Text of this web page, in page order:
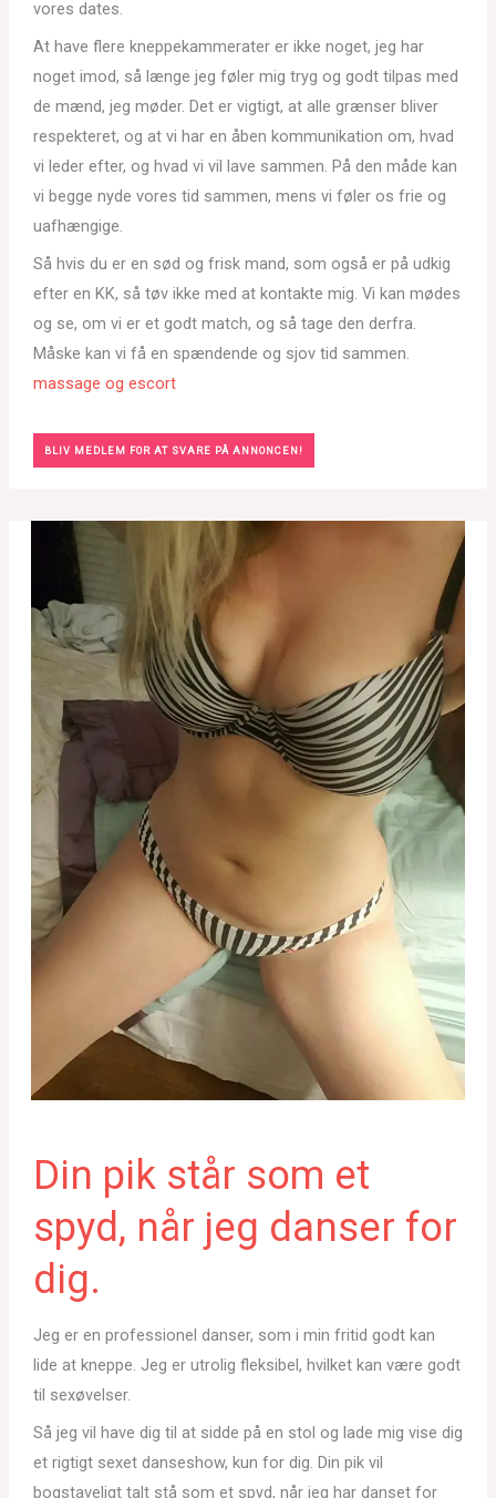
vores dates.
At have flere kneppekammerater er ikke noget, jeg har
noget imod, så længe jeg føler mig tryg og godt tilpas med
de mænd, jeg møder. Det er vigtigt, at alle grænser bliver
respekteret, og at vi har en åben kommunikation om, hvad
vi leder efter, og hvad vi vil lave sammen. På den måde kan
vi begge nyde vores tid sammen, mens vi føler os frie og
uafhængige.
Så hvis du er en sød og frisk mand, som også er på udkig
efter en KK, så tøv ikke med at kontakte mig. Vi kan mødes
og se, om vi er et godt match, og så tage den derfra.
Måske kan vi få en spændende og sjov tid sammen.
massage og escort
BLIV MEDLEM FOR AT SVARE PÅ ANNONCEN!
Din pik står som et
spyd, når jeg danser for
dig.
Jeg er en professionel danser, som i min fritid godt kan
lide at kneppe. Jeg er utrolig fleksibel, hvilket kan være godt
til sexøvelser.
Så jeg vil have dig til at sidde på en stol og lade mig vise dig
et rigtigt sexet danseshow, kun for dig. Din pik vil
bogstaveligt talt stå som et spyd, når jeg har danset for